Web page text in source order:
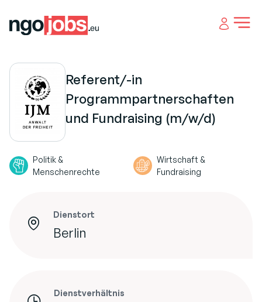
Open
Referent/-in
Programmpartnerschaften
und Fundraising (m/w/d)
Politik &
Menschenrechte
Wirtschaft &
Fundraising
Dienstort
Berlin
Dienstverhältnis